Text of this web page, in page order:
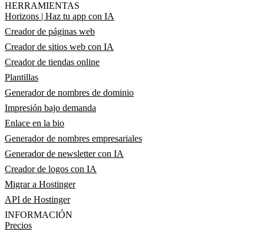
HERRAMIENTAS
Horizons | Haz tu app con IA
Creador de páginas web
Creador de sitios web con IA
Creador de tiendas online
Plantillas
Generador de nombres de dominio
Impresión bajo demanda
Enlace en la bio
Generador de nombres empresariales
Generador de newsletter con IA
Creador de logos con IA
Migrar a Hostinger
API de Hostinger
INFORMACIÓN
Precios